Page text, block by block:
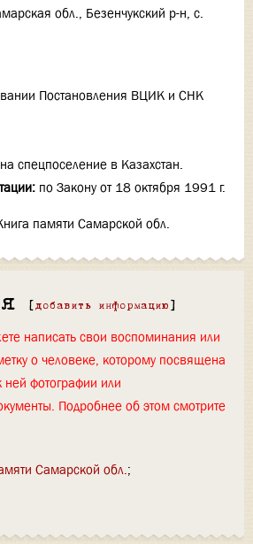
обл., Безенчукский р-н, с.
Постановления ВЦИК и СНК
спецпоселение в Казахстан.
по Закону от 18 октября 1991 г.
памяти Самарской обл.
[ добавить информацию ]
написать свои воспоминания или
о человеке, которому посвящена
ней фотографии или
Подробнее об этом смотрите
Самарской обл.